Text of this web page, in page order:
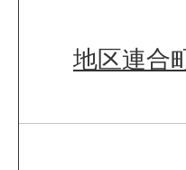
地区連合